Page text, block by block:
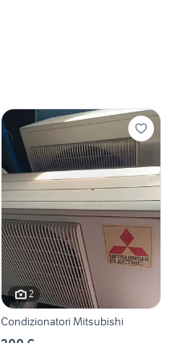
2
Condizionatori Mitsubishi